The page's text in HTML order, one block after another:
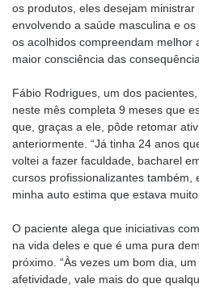
os produtos, eles desejam
envolvendo a saúde masculina e
os acolhidos compreendam melhor
maior consciência das
Fábio Rodrigues, um dos
neste mês completa 9 meses que
que, graças a ele, pôde retomar
anteriormente. “Já tinha 24 anos
voltei a fazer faculdade, bacharel
cursos profissionalizantes também,
minha auto estima que estava muito
O paciente alega que iniciativas
na vida deles e que é uma pura
próximo. “Às vezes um bom dia,
afetividade, vale mais do que